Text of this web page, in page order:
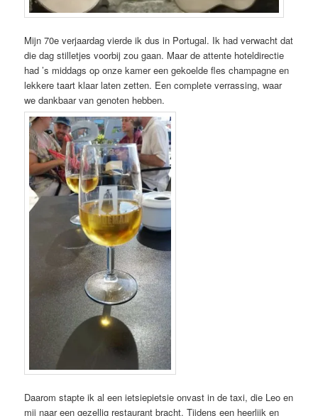
Mijn 70e verjaardag vierde ik dus in Portugal. Ik had verwacht dat
die dag stilletjes voorbij zou gaan. Maar de attente hoteldirectie
had ’s middags op onze kamer een gekoelde fles champagne en
lekkere taart klaar laten zetten. Een complete verrassing, waar
we dankbaar van genoten hebben.
Daarom stapte ik al een ietsiepietsie onvast in de taxi, die Leo en
mij naar een gezellig restaurant bracht. Tijdens een heerlijk en